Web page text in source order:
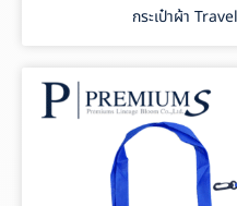
กระเป๋าผ้า